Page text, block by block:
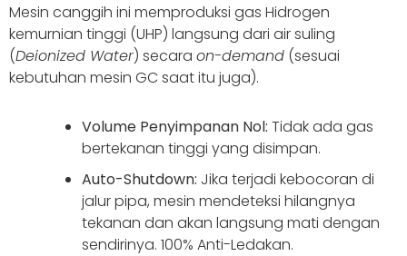
Mesin canggih ini memproduksi gas Hidrogen
kemurnian tinggi (UHP) langsung dari air suling
(Deionized Water) secara on-demand (sesuai
kebutuhan mesin GC saat itu juga).
Volume Penyimpanan Nol: Tidak ada gas
bertekanan tinggi yang disimpan.
Auto-Shutdown: Jika terjadi kebocoran di
jalur pipa, mesin mendeteksi hilangnya
tekanan dan akan langsung mati dengan
sendirinya. 100% Anti-Ledakan.